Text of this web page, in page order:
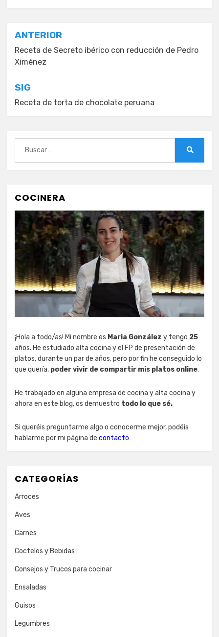
Navegación
de
entradas
ANTERIOR
Receta de Secreto ibérico con reducción de Pedro
Ximénez
SIG
Receta de torta de chocolate peruana
COCINERA
¡Hola a todo/as! Mi nombre es Maria González y tengo 25
años. He estudiado alta cocina y el FP de presentación de
platos, durante un par de años, pero por fin he conseguido lo
que quería, poder vivir de compartir mis platos online.
He trabajado en alguna empresa de cocina y alta cocina y
ahora en este blog, os demuestro todo lo que sé.
Si queréis preguntarme algo o conocerme mejor, podéis
hablarme por mi página de contacto
CATEGORÍAS
Arroces
Aves
Carnes
Cocteles y Bebidas
Consejos y Trucos para cocinar
Ensaladas
Guisos
Legumbres